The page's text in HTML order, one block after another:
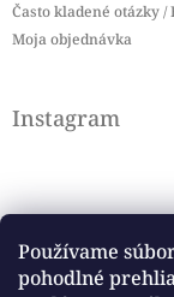
Používame
pohodlné
Často kladené otázky /
Moja objednávka
Instagram